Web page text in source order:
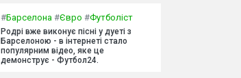
#Барселона #Євро #Футболіст
Родрі вже виконує пісні у дуеті з
Барселоною - в інтернеті стало
популярним відео, яке це
демонструє - Футбол24.